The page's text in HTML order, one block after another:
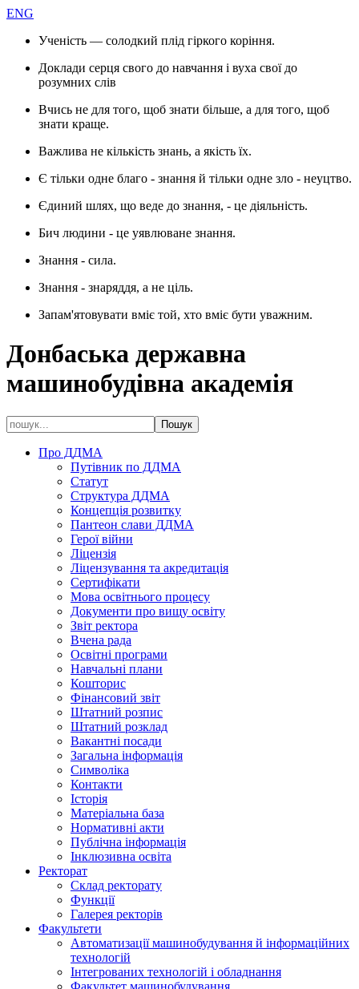
ENG
Ученість — солодкий плід гіркого коріння.
Доклади серця свого до навчання і вуха свої до
розумних слів
Вчись не для того, щоб знати більше, а для того, щоб
знати краще.
Важлива не кількість знань, а якість їх.
Є тільки одне благо - знання й тільки одне зло - неуцтво.
Єдиний шлях, що веде до знання, - це діяльність.
Бич людини - це уявлюване знання.
Знання - сила.
Знання - знаряддя, а не ціль.
Запам'ятовувати вміє той, хто вміє бути уважним.
Донбаська державна
машинобудівна академія
Про ДДМА
Путівник по ДДМА
Статут
Структура ДДМА
Концепція розвитку
Пантеон слави ДДМА
Герої війни
Ліцензія
Ліцензування та акредитація
Сертифікати
Мова освітнього процесу
Документи про вищу освіту
Звіт ректора
Вчена рада
Освітні програми
Навчальні плани
Кошторис
Фінансовий звіт
Штатний розпис
Штатний розклад
Вакантні посади
Загальна інформація
Символіка
Контакти
Історія
Матеріальна база
Нормативні акти
Публічна інформація
Інклюзивна освіта
Ректорат
Склад ректорату
Функції
Галерея ректорів
Факультети
Автоматизації машинобудування й інформаційних
технологій
Інтегрованих технологій і обладнання
Факультет машинобудування